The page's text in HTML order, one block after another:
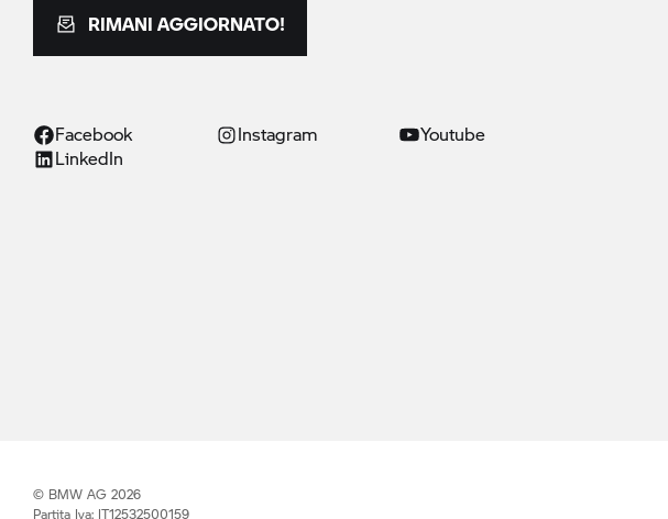
RIMANI AGGIORNATO!
Facebook Instagram
Youtube
LinkedIn
© BMW AG 2026
Partita Iva: IT12532500159